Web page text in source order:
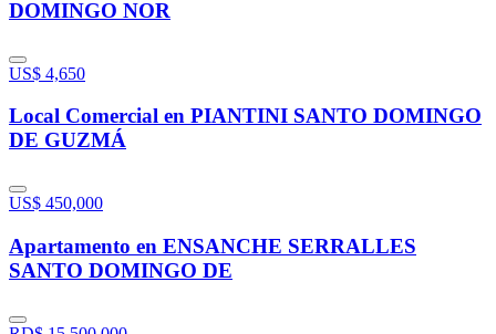
DOMINGO NOR
US$ 4,650
Local Comercial en PIANTINI SANTO DOMINGO
DE GUZMÁ
US$ 450,000
Apartamento en ENSANCHE SERRALLES
SANTO DOMINGO DE